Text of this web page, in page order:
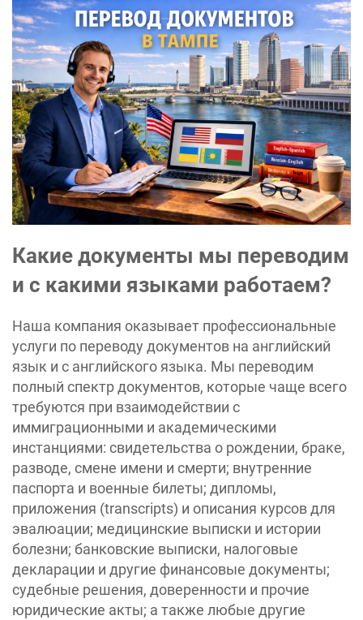
Какие документы мы переводим
и с какими языками работаем?
Наша компания оказывает профессиональные
услуги по переводу документов на английский
язык и с английского языка. Мы переводим
полный спектр документов, которые чаще всего
требуются при взаимодействии с
иммиграционными и академическими
инстанциями: свидетельства о рождении, браке,
разводе, смене имени и смерти; внутренние
паспорта и военные билеты; дипломы,
приложения (transcripts) и описания курсов для
эвалюации; медицинские выписки и истории
болезни; банковские выписки, налоговые
декларации и другие финансовые документы;
судебные решения, доверенности и прочие
юридические акты; а также любые другие